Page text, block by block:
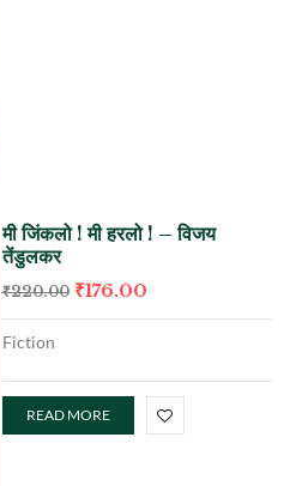
मी जिंकलो ! मी हरलो ! – विजय
तेंडुलकर
₹220.00 ₹176.00
Fiction
READ MORE